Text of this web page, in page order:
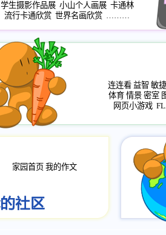
学生摄影作品展 小山个人画展 卡通林
流行卡通欣赏 世界名画欣赏 ………
连连看 益智 敏捷
体育 情景 密室
网页小游戏
家园首页 我的作文